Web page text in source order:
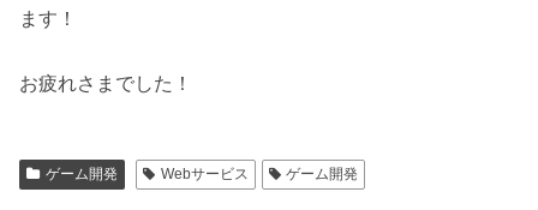
ます！
お疲れさまでした！
ゲーム開発 Webサービス ゲーム開発